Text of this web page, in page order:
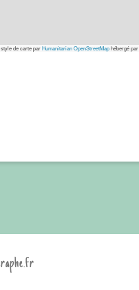
de carte parHumanitarian OpenStreetMaphébergé par